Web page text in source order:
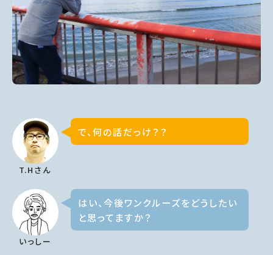
T.Hさん
で、何の話だっけ？？
いっしー
はい、今後ワンクルーズをどうしたい
と思ってますか？